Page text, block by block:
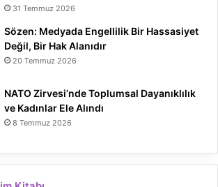
31 Temmuz 2026
Sözen: Medyada Engellilik Bir Hassasiyet
Değil, Bir Hak Alanıdır
20 Temmuz 2026
NATO Zirvesi’nde Toplumsal Dayanıklılık
ve Kadınlar Ele Alındı
8 Temmuz 2026